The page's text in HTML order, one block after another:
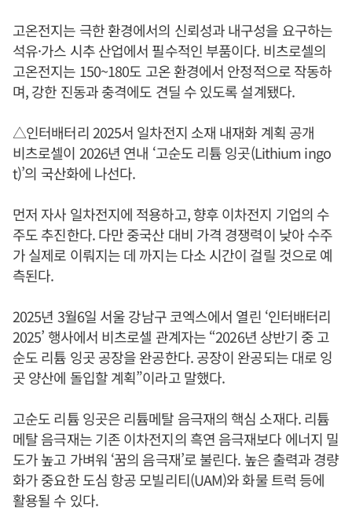
고온전지는 극한 환경에서의 신뢰성과 내구성을 요구하는
석유·가스 시추 산업에서 필수적인 부품이다. 비츠로셀의
고온전지는 150~180도 고온 환경에서 안정적으로 작동하
며, 강한 진동과 충격에도 견딜 수 있도록 설계됐다.
△인터배터리 2025서 일차전지 소재 내재화 계획 공개
비츠로셀이 2026년 연내 ‘고순도 리튬 잉곳(Lithium ingo
t)’의 국산화에 나선다.
먼저 자사 일차전지에 적용하고, 향후 이차전지 기업의 수
주도 추진한다. 다만 중국산 대비 가격 경쟁력이 낮아 수주
가 실제로 이뤄지는 데 까지는 다소 시간이 걸릴 것으로 예
측된다.
2025년 3월6일 서울 강남구 코엑스에서 열린 ‘인터배터리
2025’ 행사에서 비츠로셀 관계자는 “2026년 상반기 중 고
순도 리튬 잉곳 공장을 완공한다. 공장이 완공되는 대로 잉
곳 양산에 돌입할 계획”이라고 말했다.
고순도 리튬 잉곳은 리튬메탈 음극재의 핵심 소재다. 리튬
메탈 음극재는 기존 이차전지의 흑연 음극재보다 에너지 밀
도가 높고 가벼워 ‘꿈의 음극재’로 불린다. 높은 출력과 경량
화가 중요한 도심 항공 모빌리티(UAM)와 화물 트럭 등에
활용될 수 있다.